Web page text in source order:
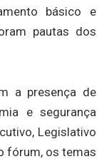
básico e
pautas dos
a presença de
e segurança
Legislativo
fórum, os temas